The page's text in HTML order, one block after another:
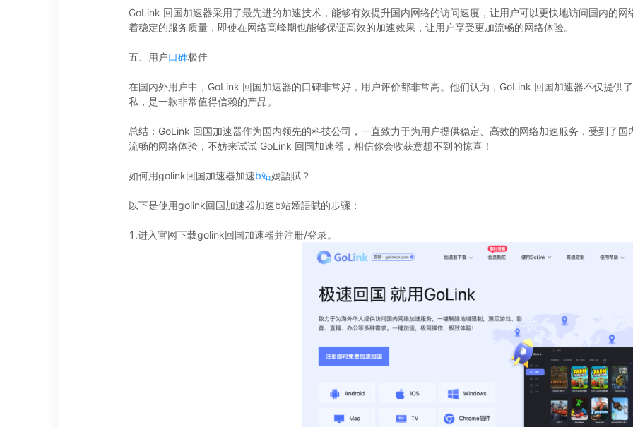
GoLink 回国加速器采用了最先进的加速技术，能够有效提升国内网络的访问速度，让用户可以更快地访问国内的
着稳定的服务质量，即使在网络高峰期也能够保证高效的加速效果，让用户享受更加流畅的网络体验。
五、用户口碑极佳
在国内外用户中，GoLink 回国加速器的口碑非常好，用户评价都非常高。他们认为，GoLink 回国加速器不仅提供
私，是一款非常值得信赖的产品。
总结：GoLink 回国加速器作为国内领先的科技公司，一直致力于为用户提供稳定、高效的网络加速服务，受到了
流畅的网络体验，不妨来试试 GoLink 回国加速器，相信你会收获意想不到的惊喜！
如何用golink回国加速器加速b站嫣語賦？
以下是使用golink回国加速器加速b站嫣語賦的步骤：
1.进入官网下载golink回国加速器并注册/登录。